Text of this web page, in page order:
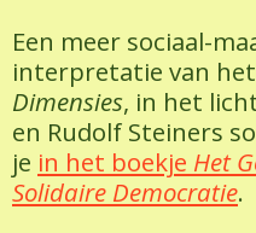
Een meer sociaal-
interpretatie van het
Dimensies, in het
en Rudolf Steiners
je in het boekje Het
Solidaire Democratie.